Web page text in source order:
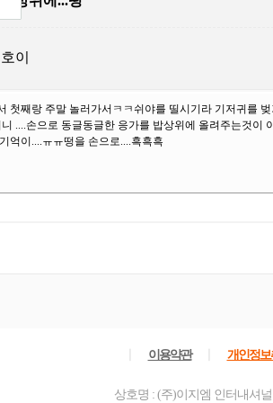
호이
첫째랑 주말 놀러가서ㅋㅋ쉬야를 띨시기라 기저귀를
....손으로 동글동글한 응가를 밥상위에 올려주는것이
억이....ㅠㅠ떵을 손으로....흑흑흑
이용약관 개인정보
상호명 : (주)이지엠 인터내셔